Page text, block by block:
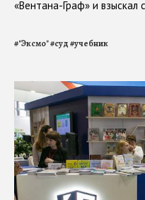
«Вентана-Граф» и взыскал
#"Эксмо"#суд#учебник